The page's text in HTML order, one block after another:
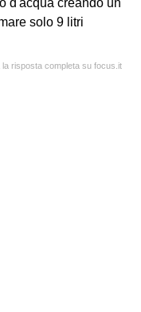
d'acqua creando un
solo 9 litri
la risposta completa su focus.it